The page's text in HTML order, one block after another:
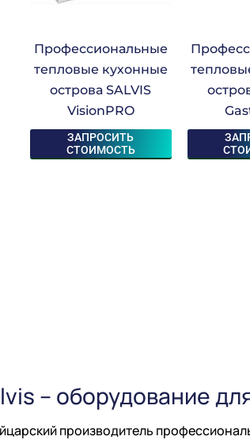
Профессиональные
тепловые кухонные
острова SALVIS
VisionPRO
ЗАПРОСИТЬ
СТОИМОСТЬ
– оборудование
производитель